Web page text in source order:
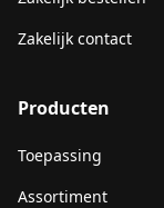
Zakelijk contact
Producten
Toepassing
Assortiment